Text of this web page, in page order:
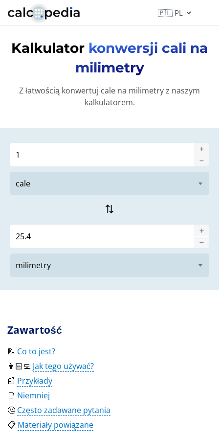
Kalkulator konwersji cali na
milimetry
Z łatwością konwertuj cale na milimetry z naszym
kalkulatorem.
sync_alt
Zawartość
📝 Co to jest?
👨🏻‍💻 Jak tego używać?
📰 Przykłady
📑 Niemniej
🤔 Często zadawane pytania
📋 Materiały powiązane